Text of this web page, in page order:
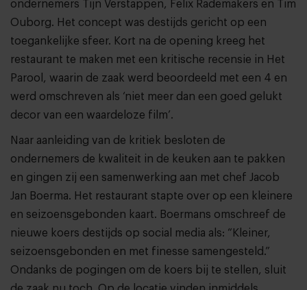
ondernemers Tijn Verstappen, Felix Rademakers en Tim
Ouborg. Het concept was destijds gericht op een
toegankelijke sfeer. Kort na de opening kreeg het
restaurant te maken met een kritische recensie in Het
Parool, waarin de zaak werd beoordeeld met een 4 en
werd omschreven als ‘niet meer dan een goed gelukt
decor van een waardeloze film’.
Naar aanleiding van de kritiek besloten de
ondernemers de kwaliteit in de keuken aan te pakken
en gingen zij een samenwerking aan met chef Jacob
Jan Boerma. Het restaurant stapte over op een kleinere
en seizoensgebonden kaart. Boermans omschreef de
nieuwe koers destijds op social media als: “Kleiner,
seizoensgebonden en met finesse samengesteld.”
Ondanks de pogingen om de koers bij te stellen, sluit